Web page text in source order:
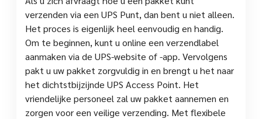
verzenden via een UPS Punt, dan bent u niet alleen.
Het proces is eigenlijk heel eenvoudig en handig.
Om te beginnen, kunt u online een verzendlabel
aanmaken via de UPS-website of -app. Vervolgens
pakt u uw pakket zorgvuldig in en brengt u het naar
het dichtstbijzijnde UPS Access Point. Het
vriendelijke personeel zal uw pakket aannemen en
zorgen voor een veilige verzending. Met flexibele